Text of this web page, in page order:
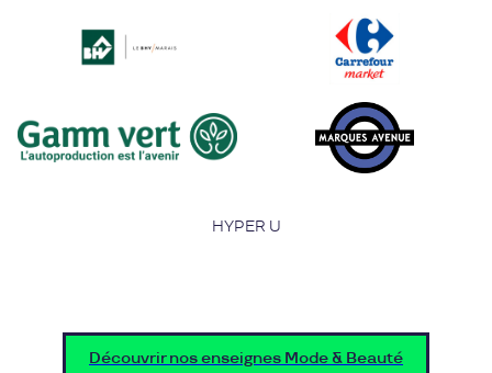
HYPER U
Découvrir nos enseignes Mode & Beauté